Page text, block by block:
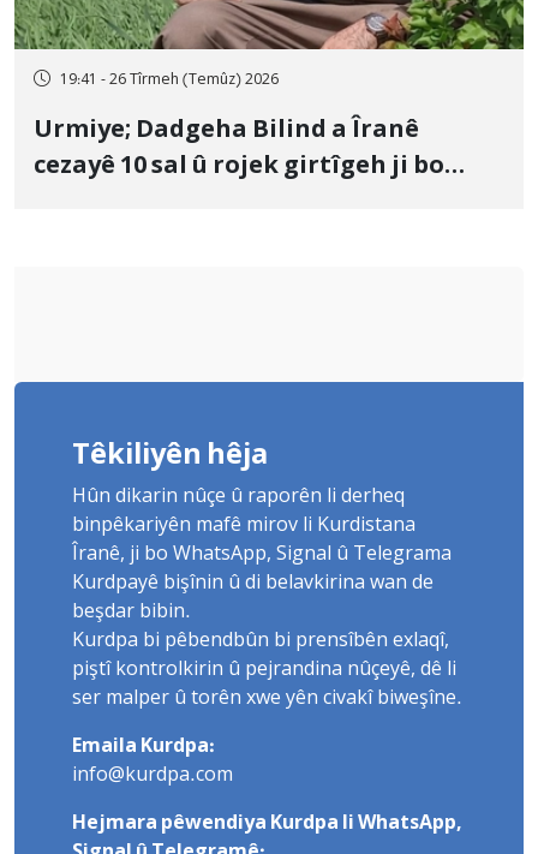
19:41 - 26 Tîrmeh (Temûz) 2026
Urmiye; Dadgeha Bilind a Îranê
cezayê 10 sal û rojek girtîgeh ji bo
Têkiliyên hêja
Hûn dikarin nûçe û raporên li derheq
binpêkariyên mafê mirov li Kurdistana
Îranê, ji bo WhatsApp, Signal û Telegrama
Kurdpayê bişînin û di belavkirina wan de
beşdar bibin.
Kurdpa bi pêbendbûn bi prensîbên exlaqî,
piştî kontrolkirin û pejrandina nûçeyê, dê li
ser malper û torên xwe yên civakî biweşîne.
Emaila Kurdpa:
info@kurdpa.com
Hejmara pêwendiya Kurdpa li WhatsApp,